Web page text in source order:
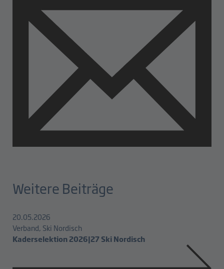
Weitere Beiträge
20.05.2026
Verband, Ski Nordisch
Kaderselektion 2026|27 Ski Nordisch